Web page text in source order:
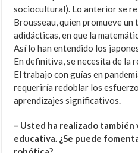
sociocultural). Lo anterior se
Brousseau, quien promueve
adidácticas, en que la
Así lo han entendido los
En definitiva, se necesita de la
El trabajo con guías en
requeriría redoblar los
aprendizajes significativos.
– Usted ha realizado
educativa. ¿Se puede